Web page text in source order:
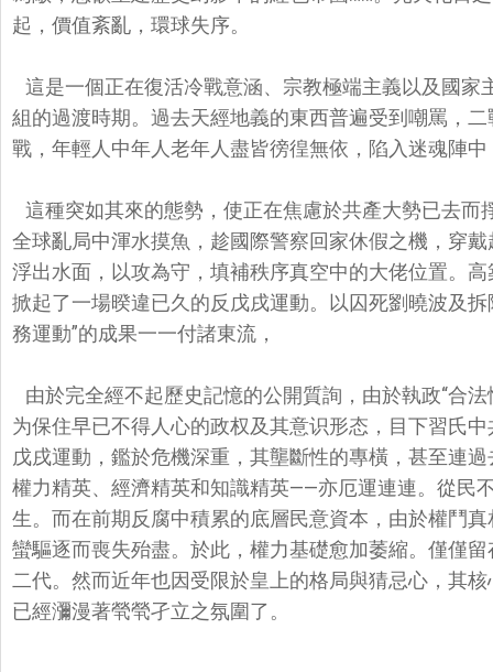
起，價值紊亂，環球失序。
這是一個正在復活冷戰意涵、宗教極端主義以及國
組的過渡時期。過去天經地義的東西普遍受到嘲罵，
戰，年輕人中年人老年人盡皆徬徨無依，陷入迷魂陣
這種突如其來的態勢，使正在焦慮於共產大勢已去
全球亂局中渾水摸魚，趁國際警察回家休假之機，穿
浮出水面，以攻為守，填補秩序真空中的大佬位置。
掀起了一場暌違已久的反戊戌運動。以囚死劉曉波及
務運動”的成果一一付諸東流，
由於完全經不起歷史記憶的公開質詢，由於執政“合
为保住早已不得人心的政权及其意识形态，目下習氏
戊戌運動，鑑於危機深重，其壟斷性的專橫，甚至連
權力精英、經濟精英和知識精英——亦厄運連連。從民
生。而在前期反腐中積累的底層民意資本，由於權鬥
蠻驅逐而喪失殆盡。於此，權力基礎愈加萎縮。僅僅
二代。然而近年也因受限於皇上的格局與猜忌心，其
已經瀰漫著煢煢孑立之氛圍了。